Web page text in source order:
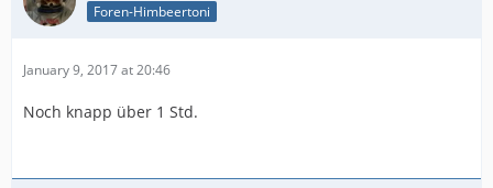
Foren-Himbeertoni
January 9, 2017 at 20:46
Noch knapp über 1 Std.